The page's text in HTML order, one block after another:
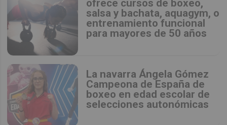
ofrece cursos de boxeo,
salsa y bachata, aquagym, o
entrenamiento funcional
para mayores de 50 años
La navarra Ángela Gómez
Campeona de España de
boxeo en edad escolar de
selecciones autonómicas